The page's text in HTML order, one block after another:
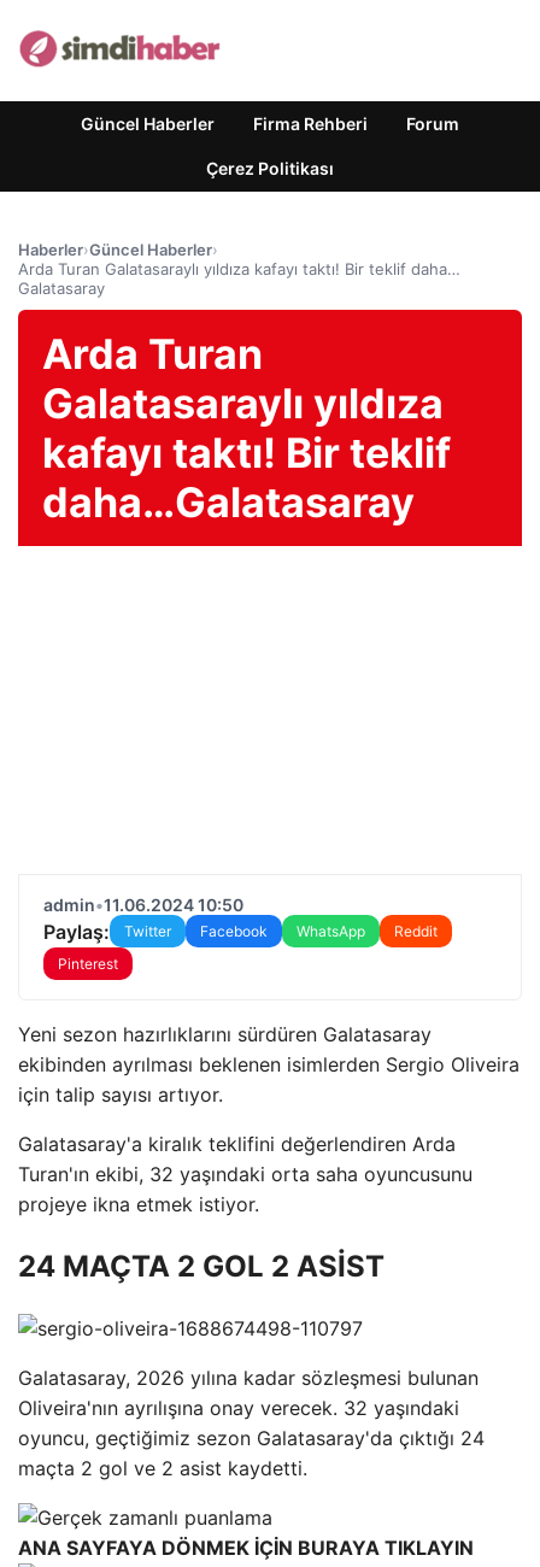
Güncel Haberler Firma Rehberi Forum
Çerez Politikası
Haberler›Güncel Haberler›
Arda Turan Galatasaraylı yıldıza kafayı taktı! Bir teklif daha…
Galatasaray
Arda Turan
Galatasaraylı yıldıza
kafayı taktı! Bir teklif
daha…Galatasaray
admin•11.06.2024 10:50
Paylaş: Twitter Facebook WhatsApp
Reddit
Pinterest
Yeni sezon hazırlıklarını sürdüren Galatasaray
ekibinden ayrılması beklenen isimlerden Sergio Oliveira
için talip sayısı artıyor.
Galatasaray'a kiralık teklifini değerlendiren Arda
Turan'ın ekibi, 32 yaşındaki orta saha oyuncusunu
projeye ikna etmek istiyor.
24 MAÇTA 2 GOL 2 ASİST
Galatasaray, 2026 yılına kadar sözleşmesi bulunan
Oliveira'nın ayrılışına onay verecek. 32 yaşındaki
oyuncu, geçtiğimiz sezon Galatasaray'da çıktığı 24
maçta 2 gol ve 2 asist kaydetti.
ANA SAYFAYA DÖNMEK İÇİN BURAYA TIKLAYIN